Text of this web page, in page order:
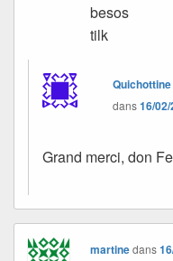
besos
tilk
Quichottine
dans16/
Grand merci, don
martinedans